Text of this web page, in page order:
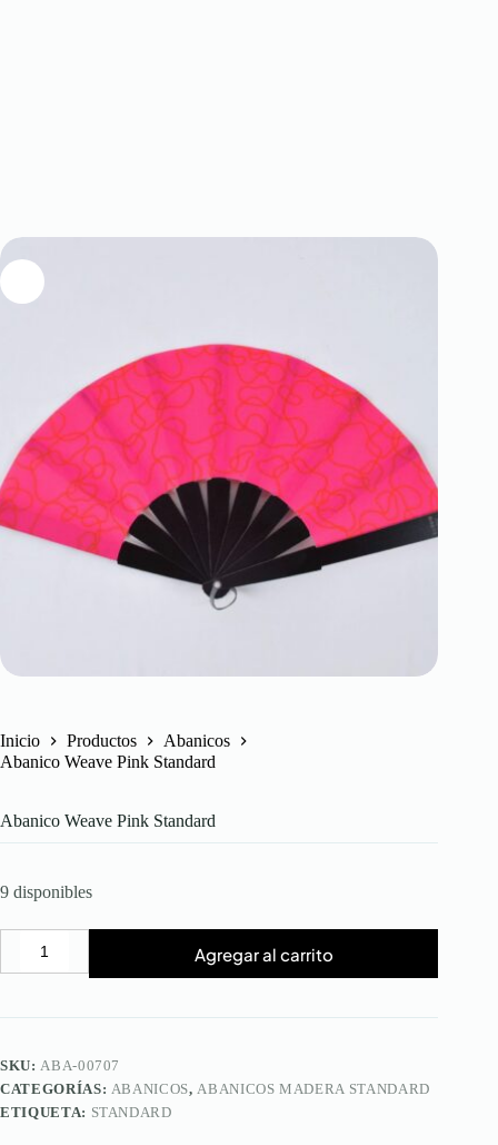
Inicio Productos
Abanicos
Abanico Weave Pink Standard
Abanico Weave Pink Standard
9 disponibles
Abanico
Weave
Standard
Agregar al carrito
SKU:ABA-00707
CATEGORÍAS: ABANICOS,ABANICOS MADERA STANDARD
ETIQUETA: STANDARD